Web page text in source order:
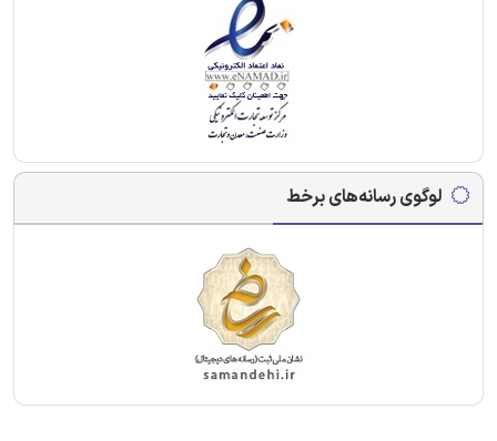
لوگوی رسانه‌های برخط